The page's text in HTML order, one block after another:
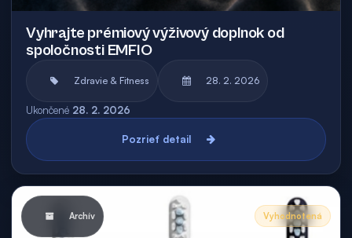
Vyhrajte prémiový výživový doplnok od
spoločnosti EMFIO
Zdravie & Fitness 28. 2. 2026
Ukončené 28. 2. 2026
Pozrieť detail
Archív Vyhodnotená